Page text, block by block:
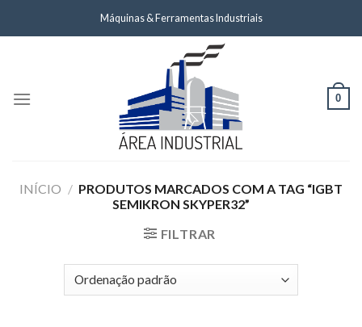
Máquinas & Ferramentas Industriais
0
INÍCIO / PRODUTOS MARCADOS COM A TAG “IGBT
SEMIKRON SKYPER32”
FILTRAR